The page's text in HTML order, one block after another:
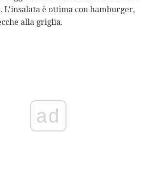
L'insalata è ottima con hamburger,
alla griglia.
ad